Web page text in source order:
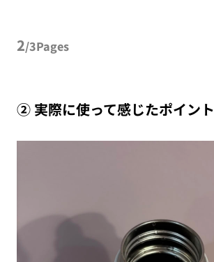
2/3Pages
② 実際に使って感じたポイント